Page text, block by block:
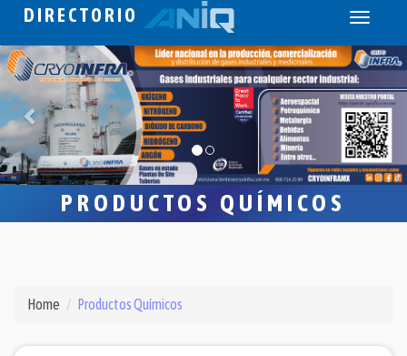
DIRECTORIO
Toggle
PRODUCTOS QUÍMICOS
Home Productos Químicos